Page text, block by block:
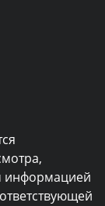
информацией